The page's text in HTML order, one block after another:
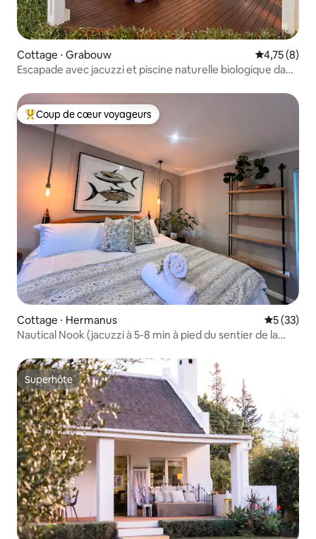
Cottage ⋅ Grabouw Évaluation
4,75 (8)
Escapade avec jacuzzi et piscine naturelle biologique dans
Coups de cœur voyageurs les plus appréciés
Coup de cœur voyageurs
Cottage ⋅ Hermanus
5 (33)
Nautical Nook (jacuzzi à 5-8 min à pied du sentier de la
Superhôte
Superhôte